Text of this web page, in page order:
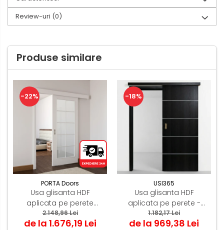
Review-uri (0)
Produse similare
-22%
PORTA Doors
Usa glisanta HDF
aplicata pe perete
PORTA Decor model C
2.148,96 Lei
de la 1.676,19 Lei
-18%
USI365
Usa glisanta HDF
aplicata pe perete -
Colectia ORIZONT 3.5
1.182,17 Lei
de la 969,38 Lei